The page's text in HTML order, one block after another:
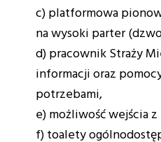
c) platformowa
na wysoki parter
d) pracownik Straży
informacji oraz
potrzebami,
e) możliwość wejścia
f) toalety